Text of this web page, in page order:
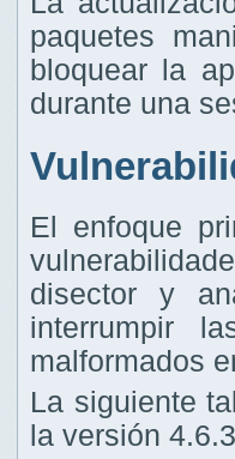
paquetes
bloquear la
durante una
El enfoque
disector y
interrumpir
malformados
La siguiente
la versión